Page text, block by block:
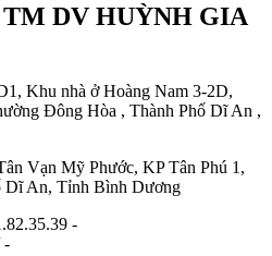
DV HUỲNH GIA
Khu nhà ở Hoàng Nam 3-2D,
Đông Hòa , Thành Phố Dĩ An ,
Vạn Mỹ Phước, KP Tân Phú 1,
Dĩ An, Tỉnh Bình Dương
-
-